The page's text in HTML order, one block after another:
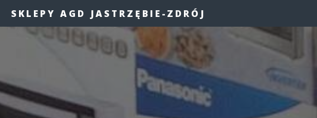
SKLEPY AGD JASTRZĘBIE-ZDRÓJ